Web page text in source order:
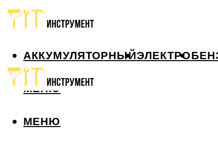
АККУМУЛЯТОРНЫЙЭЛЕКТРО
МЕНЮ
МЕНЮ